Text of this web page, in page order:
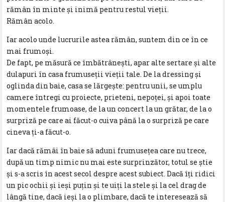
rămân în minte și inimă pentru restul vieţii.
Rămân acolo.
Iar acolo unde lucrurile astea rămân, suntem din ce în ce
mai frumoși.
De fapt, pe măsură ce îmbătrânești, apar alte sertare și alte
dulapuri în casa frumuseţii vieţii tale. De la dressing și
oglinda din baie, casa se lărgește: pentru unii, se umplu
camere întregi cu proiecte, prieteni, nepoţei, și apoi toate
momentele frumoase, de la un concert la un grătar, de la o
surpriză pe care ai făcut-o cuiva până la o surpriză pe care
cineva ţi-a făcut-o.
Iar dacă rămâi în baie să aduni frumuseţea care nu trece,
după un timp nimic nu mai este surprinzător, totul se știe
și s-a scris în acest secol despre acest subiect. Dacă îţi ridici
un pic ochii şi ieși puţin și te uiţi la stele și la cel drag de
lângă tine, dacă ieși la o plimbare, dacă te interesează să